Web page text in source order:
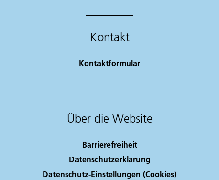
Kontakt
Kontaktformular
Über die Website
Barrierefreiheit
Datenschutzerklärung
Datenschutz-Einstellungen (Cookies)